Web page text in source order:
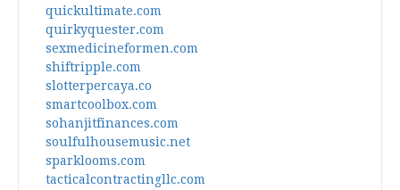
quickultimate.com
quirkyquester.com
sexmedicineformen.com
shiftripple.com
slotterpercaya.co
smartcoolbox.com
sohanjitfinances.com
soulfulhousemusic.net
sparklooms.com
tacticalcontractingllc.com